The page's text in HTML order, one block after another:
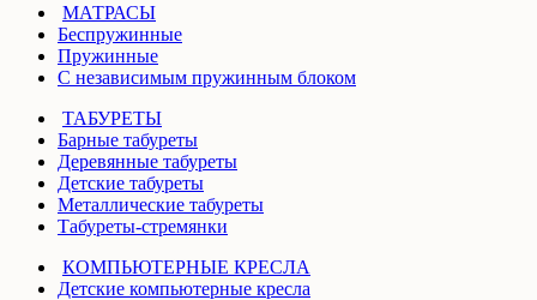
МАТРАСЫ
Беспружинные
Пружинные
С независимым пружинным блоком
ТАБУРЕТЫ
Барные табуреты
Деревянные табуреты
Детские табуреты
Металлические табуреты
Табуреты-стремянки
КОМПЬЮТЕРНЫЕ КРЕСЛА
Детские компьютерные кресла